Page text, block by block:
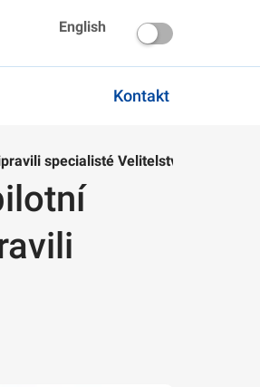
English
Kontakt
specialisté Velitelství výcviku-